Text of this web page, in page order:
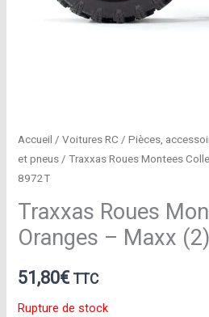
Accueil /Voitures RC /Pièces,
et pneus / Traxxas Roues Montees
8972T
Traxxas Roues
Oranges – Maxx
51,80€ TTC
Rupture de stock